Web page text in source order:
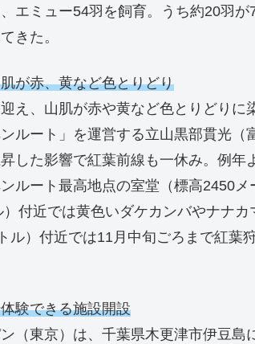
エミュー54羽を飼育。うち約20羽が
きた。
が赤、黄など色とりどり
え、山肌が赤や黄など色とりどりに
ルート」を運営する立山黒部貫光（
した影響で紅葉前線も一休み。例年
ルート最高地点の室堂（標高2450メ
付近では黄色いダケカンバやナナカ
ル）付近では11月中旬ごろまで紅葉
験できる施設開設
（東京）は、千葉県木更津市伊豆島